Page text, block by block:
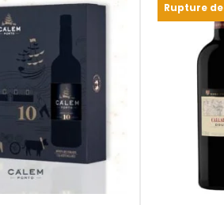
Rupture